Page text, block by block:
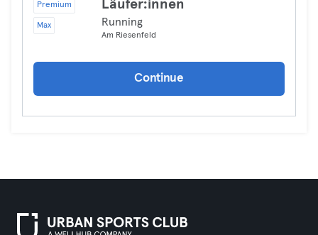
Premium
Max
Läufer:innen
Running
Am Riesenfeld
Continue